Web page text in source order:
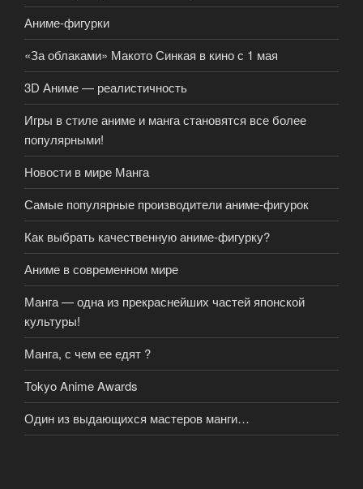
Аниме-фигурки
«За облаками» Макото Синкая в кино с 1 мая
3D Аниме — реалистичность
Игры в стиле аниме и манга становятся все более
популярными!
Новости в мире Манга
Самые популярные производители аниме-фигурок
Как выбрать качественную аниме-фигурку?
Аниме в современном мире
Манга — одна из прекраснейших частей японской
культуры!
Манга, с чем ее едят ?
Tokyo Anime Awards
Один из выдающихся мастеров манги…